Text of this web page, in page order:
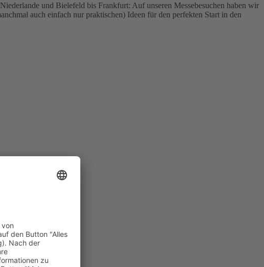
und Bielefeld bis Frankfurt: Auf unseren Messebesuchen haben wir
auch einfach nur praktischen) Ideen für den perfekten Start in den